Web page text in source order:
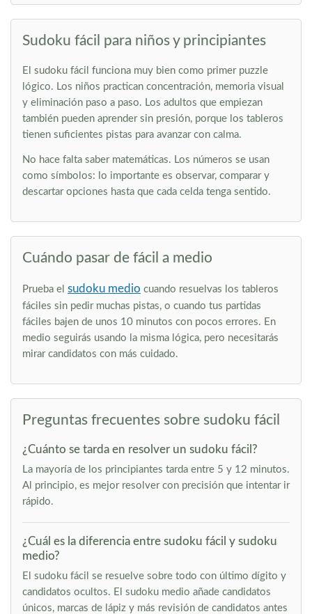
Sudoku fácil para niños y principiantes
El sudoku fácil funciona muy bien como primer puzzle
lógico. Los niños practican concentración, memoria visual
y eliminación paso a paso. Los adultos que empiezan
también pueden aprender sin presión, porque los tableros
tienen suficientes pistas para avanzar con calma.
No hace falta saber matemáticas. Los números se usan
como símbolos: lo importante es observar, comparar y
descartar opciones hasta que cada celda tenga sentido.
Cuándo pasar de fácil a medio
Prueba el sudoku medio cuando resuelvas los tableros
fáciles sin pedir muchas pistas, o cuando tus partidas
fáciles bajen de unos 10 minutos con pocos errores. En
medio seguirás usando la misma lógica, pero necesitarás
mirar candidatos con más cuidado.
Preguntas frecuentes sobre sudoku fácil
¿Cuánto se tarda en resolver un sudoku fácil?
La mayoría de los principiantes tarda entre 5 y 12 minutos.
Al principio, es mejor resolver con precisión que intentar ir
rápido.
¿Cuál es la diferencia entre sudoku fácil y sudoku
medio?
El sudoku fácil se resuelve sobre todo con último dígito y
candidatos ocultos. El sudoku medio añade candidatos
únicos, marcas de lápiz y más revisión de candidatos antes